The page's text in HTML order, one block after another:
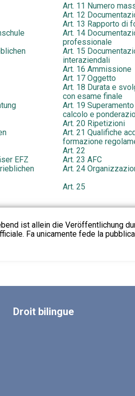
Art. 11 Numero
Art. 12
Art. 13 Rapporto di
Art. 14
professionale
Art. 15
interaziendali
Art. 16 Ammissione
Art. 17 Oggetto
Art. 18 Durata e
con esame finale
Art. 19
calcolo e
Art. 20 Ripetizioni
Art. 21 Qualifiche
formazione
Art. 22
EFZ
Art. 23 AFC
Art. 24
Art. 25
ist allein die Veröffentlichung
Fa unicamente fede la
Droit bilingue